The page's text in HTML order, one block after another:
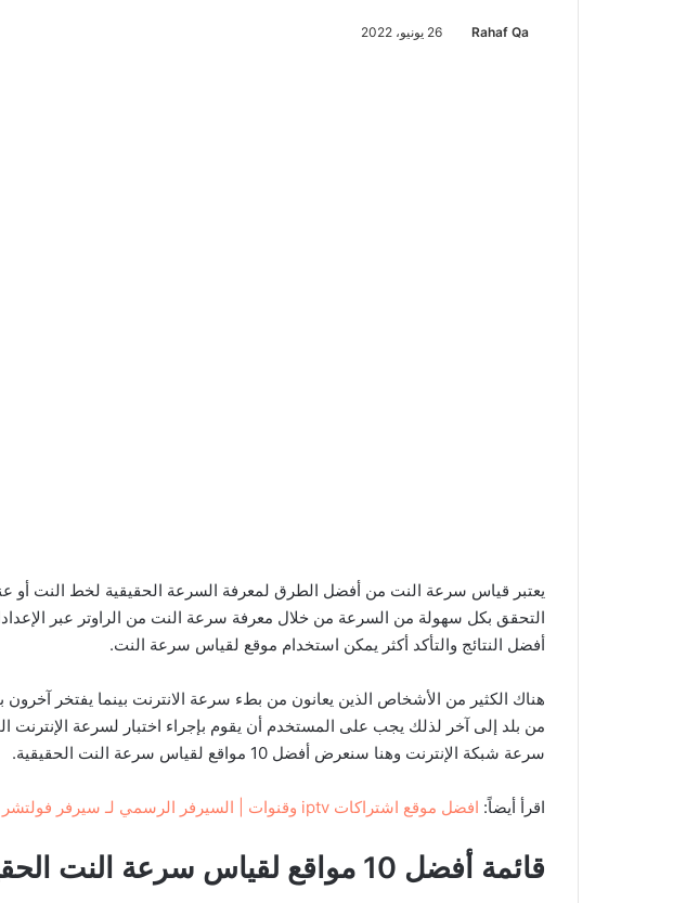
Rahaf Qa 26 يونيو، 2022
يعتبر قياس سرعة النت من أفضل الطرق لمعرفة السرعة الحقيقية لخط النت أو
التحقق بكل سهولة من السرعة من خلال معرفة سرعة النت من الراوتر عبر
أفضل النتائج والتأكد أكثر يمكن استخدام موقع لقياس سرعة النت.
هناك الكثير من الأشخاص الذين يعانون من بطء سرعة الانترنت بينما يفتخر آخرون
من بلد إلى آخر لذلك يجب على المستخدم أن يقوم بإجراء اختبار لسرعة
سرعة شبكة الإنترنت وهنا سنعرض أفضل 10 مواقع لقياس سرعة النت الحقيقية.
اقرأ أيضاً: افضل موقع اشتراكات iptv وقنوات | السيرفر الرسمي لـ سيرفر فولتشر iptv
قائمة أفضل 10 مواقع لقياس سرعة النت الحقيقية